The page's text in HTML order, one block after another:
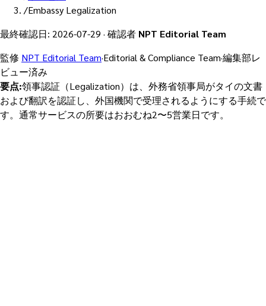
/Embassy Legalization
最終確認日: 2026-07-29 · 確認者 NPT Editorial Team
監修 NPT Editorial Team·Editorial & Compliance Team·編集部レ
ビュー済み
要点:領事認証（Legalization）は、外務省領事局がタイの文書
および翻訳を認証し、外国機関で受理されるようにする手続で
す。通常サービスの所要はおおむね2〜5営業日です。